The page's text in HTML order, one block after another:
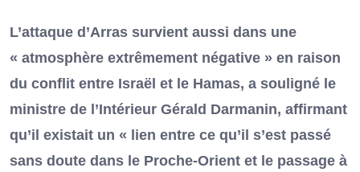
L’attaque d’Arras survient aussi dans une
« atmosphère extrêmement négative » en raison
du conflit entre Israël et le Hamas, a souligné le
ministre de l’Intérieur Gérald Darmanin, affirmant
qu’il existait un « lien entre ce qu’il s’est passé
sans doute dans le Proche-Orient et le passage à